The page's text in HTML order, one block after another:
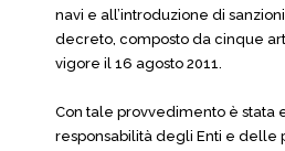
navi e all’introduzione di
decreto, composto da cinque
vigore il 16 agosto 2011.
Con tale provvedimento è stata
responsabilità degli Enti e delle